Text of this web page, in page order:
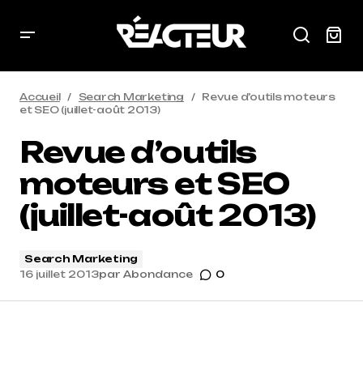
Accueil Search Marketing
Revue d’outils moteurs
et SEO (juillet-août 2013)
Revue d’outils
moteurs et SEO
(juillet-août 2013)
Search Marketing
16 juillet 2013par Abondance 0